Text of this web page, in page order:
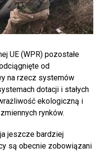
UE (WPR) pozostałe
od
na rzecz systemów
dotacji i stałych
ekologiczną i
rynków.
jeszcze bardziej
są obecnie zobowiązani